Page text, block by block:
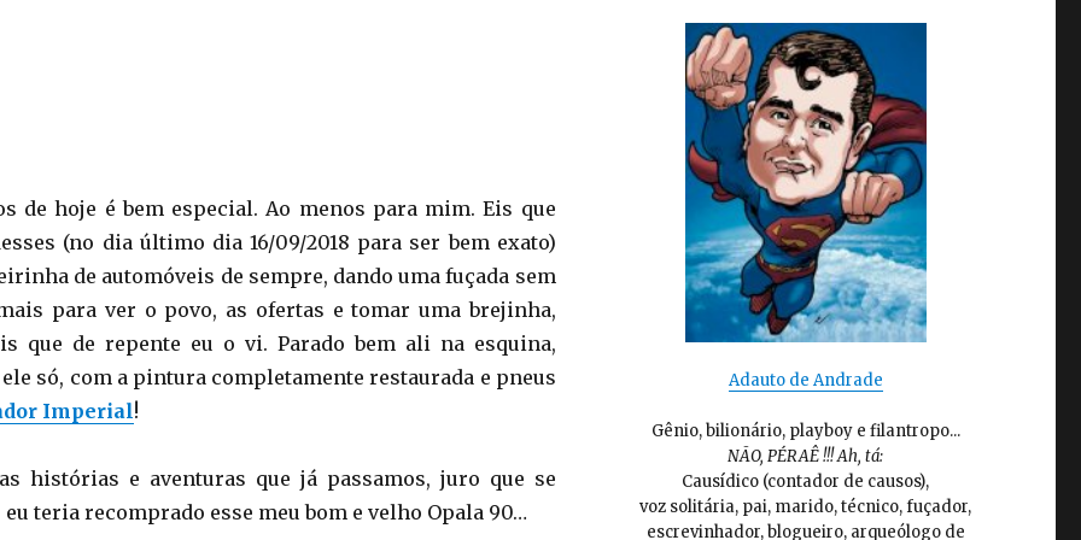
de hoje é bem especial. Ao menos para mim. Eis que
(no dia último dia 16/09/2018 para ser bem exato)
de automóveis de sempre, dando uma fuçada sem
para ver o povo, as ofertas e tomar uma brejinha,
que de repente eu o vi. Parado bem ali na esquina,
só, com a pintura completamente restaurada e pneus
Imperial!
histórias e aventuras que já passamos, juro que se
teria recomprado esse meu bom e velho Opala 90…
Adauto de Andrade
Gênio, bilionário, playboy e filantropo...
NÃO, PÉRAÊ !!! Ah, tá:
Causídico (contador de causos),
voz solitária, pai, marido, técnico, fuçador,
escrevinhador, blogueiro, arqueólogo de